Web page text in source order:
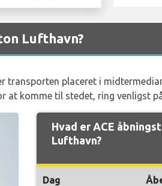
Lufthavn?
placeret i
at komme til stedet, ring venligst
Hvad er ACE
Lufthavn?
Dag